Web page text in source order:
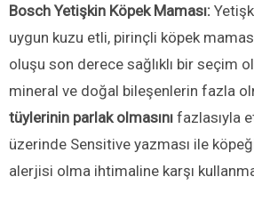
Bosch Yetişkin Köpek Maması:
uygun kuzu etli, pirinçli köpek
oluşu son derece sağlıklı bir seçim
mineral ve doğal bileşenlerin fazla
tüylerinin parlak olmasını fazlasıyla
üzerinde Sensitive yazması ile
alerjisi olma ihtimaline karşı